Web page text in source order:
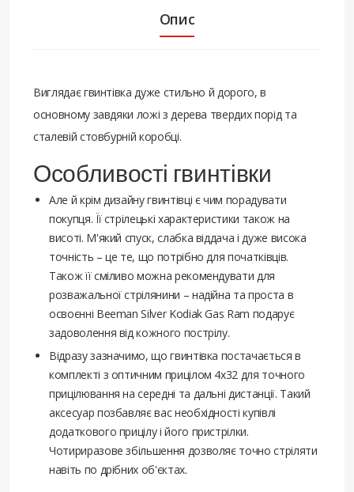
Опис
Виглядає гвинтівка дуже стильно й дорого, в
основному завдяки ложі з дерева твердих порід та
сталевій стовбурній коробці.
Особливості гвинтівки
Але й крім дизайну гвинтівці є чим порадувати
покупця. Її стрілецькі характеристики також на
висоті. М'який спуск, слабка віддача і дуже висока
точність – це те, що потрібно для початківців.
Також її сміливо можна рекомендувати для
розважальної стрілянини – надійна та проста в
освоєнні Beeman Silver Kodiak Gas Ram подарує
задоволення від кожного пострілу.
Відразу зазначимо, що гвинтівка постачається в
комплекті з оптичним прицілом 4х32 для точного
прицілювання на середні та дальні дистанції. Такий
аксесуар позбавляє вас необхідності купівлі
додаткового прицілу і його пристрілки.
Чотириразове збільшення дозволяє точно стріляти
навіть по дрібних об'єктах.